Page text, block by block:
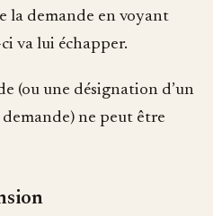
la demande en voyant
va lui échapper.
(ou une désignation d’un
ne peut être